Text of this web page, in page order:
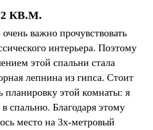
КВ.М.
важно прочувствовать
интерьера. Поэтому
этой спальни стала
лепнина из гипса. Стоит
планировку этой комнаты: я
в спальню. Благодаря этому
место на 3х-метровый